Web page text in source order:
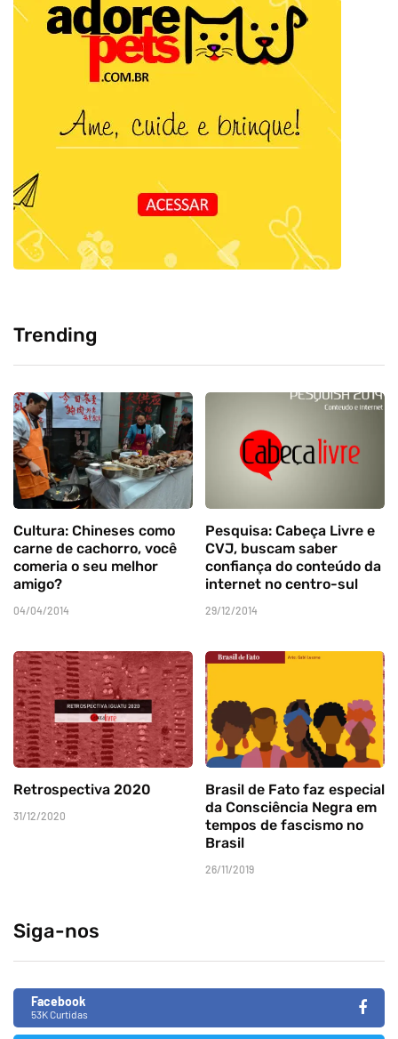
Trending
Cultura: Chineses como
carne de cachorro, você
comeria o seu melhor
amigo?
04/04/2014
Pesquisa: Cabeça Livre e
CVJ, buscam saber
confiança do conteúdo da
internet no centro-sul
29/12/2014
Retrospectiva 2020
31/12/2020
Brasil de Fato faz especial
da Consciência Negra em
tempos de fascismo no
Brasil
26/11/2019
Siga-nos
Facebook
53K Curtidas